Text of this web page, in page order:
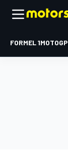
FORMEL 1MOTOGP